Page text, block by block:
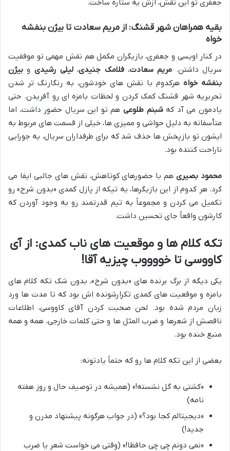
جعفری تو این نقش، ازش یه ستاره ساخت.
بقیه همراهان شهر قشنگ: از مریم سعادت تا بیژن بنفشه
خواه
در کنار اویسی و جعفری، بازیگران مکمل هم نقش مهمی تو موفقیت
سریال داشتن. مریم سعادت،فلامک جنیدی، لیلی رشیدی و بیژن
بنفشه خواه هرکدوم با نقش های خودشون، به رنگارنگ تر شدن
تحریریه شهر قشنگ کمک کردن و لحظات بامزه ای رو آفریدن. حتی
یادمون می آد کهشبنم طلوعیهم تو این سریال حضور داشت، اما
متأسفانه به دلیل حواشی و ممیزی ها، خیلی از قسمت های مربوط به
ایشون تو بازپخش ها حذف شد که برای طرفداران سریال، یه جورایی
ناراحت کننده بود.
محمود بصیریهم با حضورهای کوتاهش، نقش های جالبی ایفا می
کرد. هر کدوم از این بازیگرها، یه تیکه از پازل کمدی «بدون شرح» رو
تکمیل می کردن و مجموعاً یه تیم قدرتمند رو به وجود آوردن که
کارشون واقعاً جای تحسین داشت.
تکه کلام ها و موقعیت های ناب کمدی: از آی
کاووسی تا خووووب چیزیه آقا!
یکی دیگه از برگ برنده های «بدون شرح»، بدون شک تکه کلام های
بامزه و موقعیت های کمدی تکرارشونده اش بود که تا مدت ها ورد
زبان مردم شده بود. لحن صحبت کردن آقای کاووسی، اطلاعات
ناقصش از شعرها و ضرب المثل ها و حتی کلمات خارجی، همه و همه
منبع خنده بود.
بعضی از این تکه کلام ها رو که حتماً یادتونه:
«کشتی به گل نشسته!» (همیشه در توصیف حال و روز هفته
نامه)
«دیجیتالم کجا بود؟» (در جواب هرگونه پیشنهاد مدرن و
جدید!)
«نمی دونم چی چی حافظا!» (وقتی می خواست شعر یا ضرب